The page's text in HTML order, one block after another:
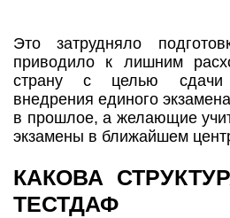
Это затрудняло
приводило к лишним
страну с целью сдачи
внедрения единого
в прошлое, а желающие
экзамены в ближайшем
КАКОВА
ТЕСТДАФ